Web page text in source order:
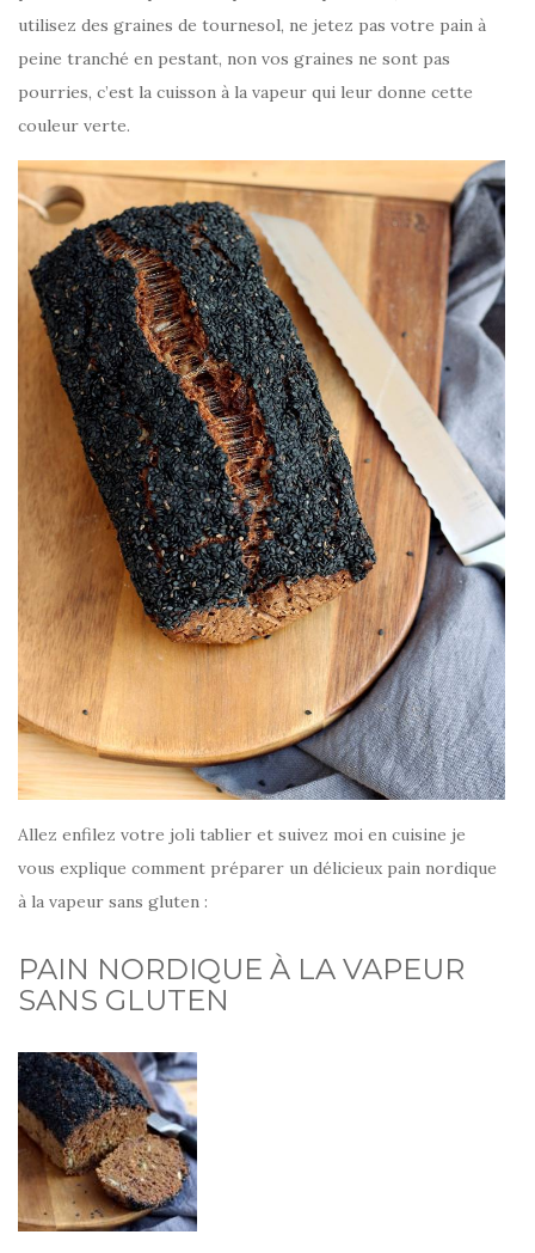
utilisez des graines de tournesol, ne jetez pas votre pain à
peine tranché en pestant, non vos graines ne sont pas
pourries, c’est la cuisson à la vapeur qui leur donne cette
couleur verte.
Allez enfilez votre joli tablier et suivez moi en cuisine je
vous explique comment préparer un délicieux pain nordique
à la vapeur sans gluten :
PAIN NORDIQUE À LA VAPEUR
SANS GLUTEN